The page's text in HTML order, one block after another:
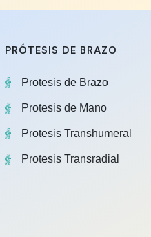
PRÓTESIS DE BRAZO
Protesis de Brazo
Protesis de Mano
Protesis Transhumeral
Protesis Transradial